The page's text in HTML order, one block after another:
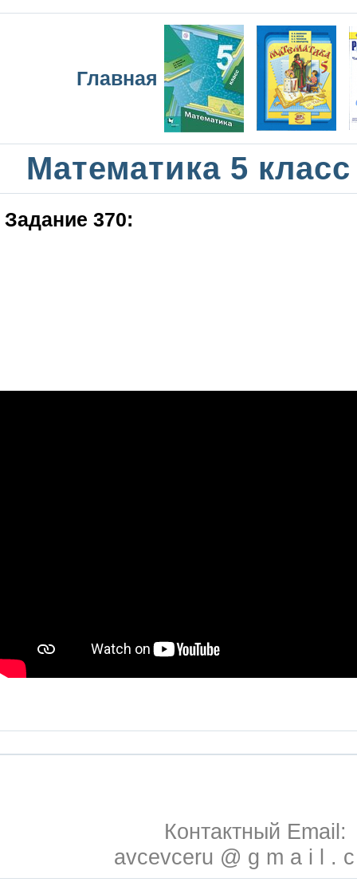
Главная
Математика 5
Задание 370:
Контактный Email:
avcevceru @ g m a i l .